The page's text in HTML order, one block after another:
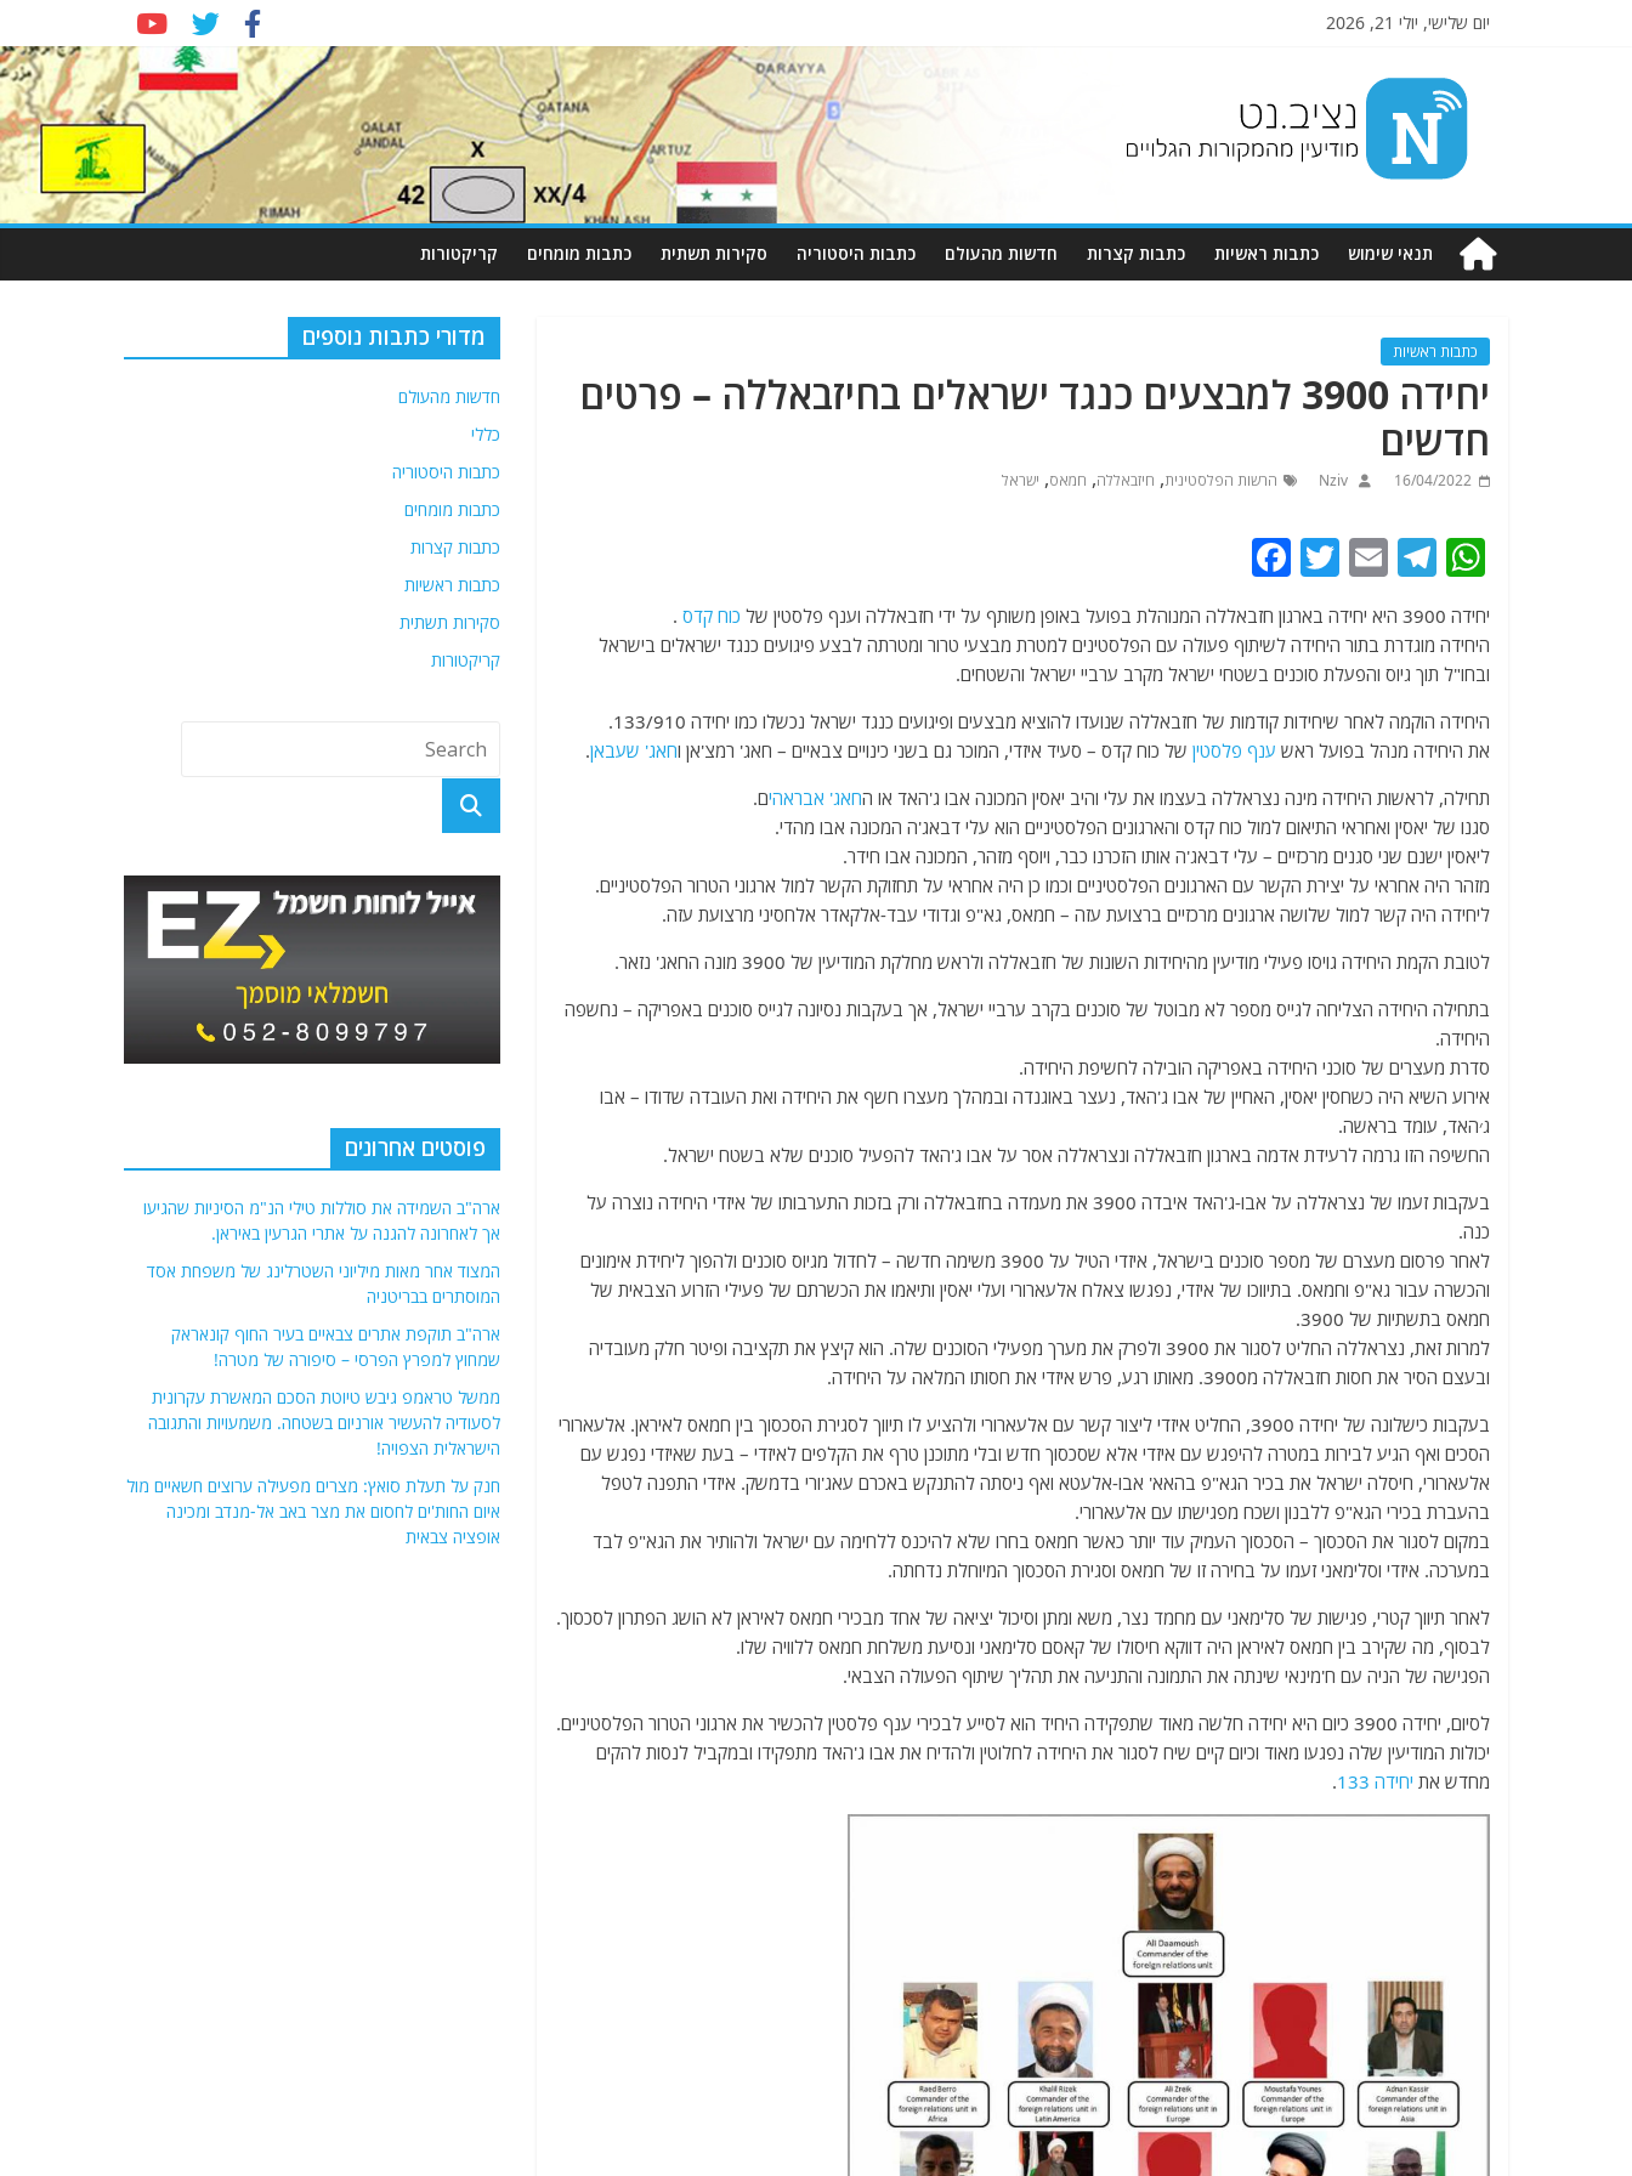
יום שלישי, יולי 21, 2026
Nziv.net
מודיעין
מהמקורות
תנאי שימוש כתבות ראשיות כתבות קצרות חדשות מהעולם כתבות היסטוריה סקירות תשתית כתבות מומחים קריקטורות
כתבות ראשיות
יחידה 3900 למבצעים כנגד ישראלים בחיזבאללה – פרטים
חדשים
16/04/2022
Nziv הרשות הפלסטינית, חיזבאללה, חמאס, ישראל
W
at
s
A
p
p
T
e
g
ra
m
E
ai
l
T
itt
er
c
e
b
o
o
k
יחידה 3900 היא יחידה בארגון חזבאללה המנוהלת בפועל באופן משותף על ידי חזבאללה וענף פלסטין של כוח קדס .
היחידה מוגדרת בתור היחידה לשיתוף פעולה עם הפלסטינים למטרת מבצעי טרור ומטרתה לבצע פיגועים כנגד ישראלים בישראל
ובחו"ל תוך גיוס והפעלת סוכנים בשטחי ישראל מקרב ערביי ישראל והשטחים.
היחידה הוקמה לאחר שיחידות קודמות של חזבאללה שנועדו להוציא מבצעים ופיגועים כנגד ישראל נכשלו כמו יחידה 133/910.
את היחידה מנהל בפועל ראש ענף פלסטין של כוח קדס – סעיד איזדי, המוכר גם בשני כינויים צבאיים – חאג' רמצ'אן וחאג' שעבאן.
תחילה, לראשות היחידה מינה נצראללה בעצמו את עלי והיב יאסין המכונה אבו ג'האד או החאג' אבראהים.
סגנו של יאסין ואחראי התיאום למול כוח קדס והארגונים הפלסטיניים הוא עלי דבאג'ה המכונה אבו מהדי.
ליאסין ישנם שני סגנים מרכזיים – עלי דבאג'ה אותו הזכרנו כבר, ויוסף מזהר, המכונה אבו חידר.
מזהר היה אחראי על יצירת הקשר עם הארגונים הפלסטיניים וכמו כן היה אחראי על תחזוקת הקשר למול ארגוני הטרור הפלסטיניים.
ליחידה היה קשר למול שלושה ארגונים מרכזיים ברצועת עזה – חמאס, גא"פ וגדודי עבד-אלקאדר אלחסיני מרצועת עזה.
לטובת הקמת היחידה גויסו פעילי מודיעין מהיחידות השונות של חזבאללה ולראש מחלקת המודיעין של 3900 מונה החאג' נזאר.
בתחילה היחידה הצליחה לגייס מספר לא מבוטל של סוכנים בקרב ערביי ישראל, אך בעקבות נסיונה לגייס סוכנים באפריקה – נחשפה
היחידה.
סדרת מעצרים של סוכני היחידה באפריקה הובילה לחשיפת היחידה.
אירוע השיא היה כשחסין יאסין, האחיין של אבו ג'האד, נעצר באוגנדה ובמהלך מעצרו חשף את היחידה ואת העובדה שדודו – אבו
ג׳האד, עומד בראשה.
החשיפה הזו גרמה לרעידת אדמה בארגון חזבאללה ונצראללה אסר על אבו ג'האד להפעיל סוכנים שלא בשטח ישראל.
בעקבות זעמו של נצראללה על אבו-ג'האד איבדה 3900 את מעמדה בחזבאללה ורק בזכות התערבותו של איזדי היחידה נוצרה על
כנה.
לאחר פרסום מעצרם של מספר סוכנים בישראל, איזדי הטיל על 3900 משימה חדשה – לחדול מגיוס סוכנים ולהפוך ליחידת אימונים
והכשרה עבור גא"פ וחמאס. בתיווכו של איזדי, נפגשו צאלח אלעארורי ועלי יאסין ותיאמו את הכשרתם של פעילי הזרוע הצבאית של
חמאס בתשתיות של 3900.
למרות זאת, נצראללה החליט לסגור את 3900 ולפרק את מערך מפעילי הסוכנים שלה. הוא קיצץ את תקציבה ופיטר חלק מעובדיה
ובעצם הסיר את חסות חזבאללה מ3900. מאותו רגע, פרש איזדי את חסותו המלאה על היחידה.
בעקבות כישלונה של יחידה 3900, החליט איזדי ליצור קשר עם אלעארורי ולהציע לו תיווך לסגירת הסכסוך בין חמאס לאיראן. אלעארורי
הסכים ואף הגיע לבירות במטרה להיפגש עם איזדי אלא שסכסוך חדש ובלי מתוכנן טרף את הקלפים לאיזדי – בעת שאיזדי נפגש עם
אלעארורי, חיסלה ישראל את בכיר הגא"פ בהאא' אבו-אלעטא ואף ניסתה להתנקש באכרם עאג'ורי בדמשק. איזדי התפנה לטפל
בהעברת בכירי הגא"פ ללבנון ושכח מפגישתו עם אלעארורי.
במקום לסגור את הסכסוך – הסכסוך העמיק עוד יותר כאשר חמאס בחרו שלא להיכנס ללחימה עם ישראל ולהותיר את הגא"פ לבד
במערכה. איזדי וסלימאני זעמו על בחירה זו של חמאס וסגירת הסכסוך המיוחלת נדחתה.
לאחר תיווך קטרי, פגישות של סלימאני עם מחמד נצר, משא ומתן וסיכול יציאה של אחד מבכירי חמאס לאיראן לא הושג הפתרון לסכסוך.
לבסוף, מה שקירב בין חמאס לאיראן היה דווקא חיסולו של קאסם סלימאני ונסיעת משלחת חמאס ללוויה שלו.
הפגישה של הניה עם ח'מינאי שינתה את התמונה והתניעה את תהליך שיתוף הפעולה הצבאי.
לסיום, יחידה 3900 כיום היא יחידה חלשה מאוד שתפקידה היחיד הוא לסייע לבכירי ענף פלסטין להכשיר את ארגוני הטרור הפלסטיניים.
יכולות המודיעין שלה נפגעו מאוד וכיום קיים שיח לסגור את היחידה לחלוטין ולהדיח את אבו ג'האד מתפקידו ובמקביל לנסות להקים
מחדש את יחידה 133 .
מדורי כתבות נוספים
חדשות מהעולם
כללי
כתבות היסטוריה
כתבות מומחים
כתבות קצרות
כתבות ראשיות
סקירות תשתית
קריקטורות
פוסטים אחרונים
ארה"ב השמידה את סוללות טילי הנ"מ הסיניות שהגיעו
אך לאחרונה להגנה על אתרי הגרעין באיראן.
המצוד אחר מאות מיליוני השטרלינג של משפחת אסד
המוסתרים בבריטניה
ארה"ב תוקפת אתרים צבאיים בעיר החוף קונאראק
שמחוץ למפרץ הפרסי – סיפורה של מטרה!
ממשל טראמפ גיבש טיוטת הסכם המאשרת עקרונית
לסעודיה להעשיר אורניום בשטחה. משמעויות והתגובה
הישראלית הצפויה!
חנק על תעלת סואץ: מצרים מפעילה ערוצים חשאיים מול
איום החות'ים לחסום את מצר באב אל-מנדב ומכינה
אופציה צבאית